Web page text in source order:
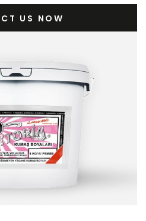
US NOW